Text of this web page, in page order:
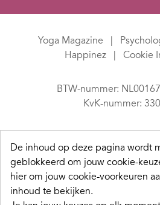
Yoga Magazine
Happinez
Cookie
BTW-nummer:
KvK-nummer:
De inhoud op deze pagina wordt
geblokkeerd om jouw cookie-
hier om jouw cookie-voorkeuren
inhoud te bekijken.